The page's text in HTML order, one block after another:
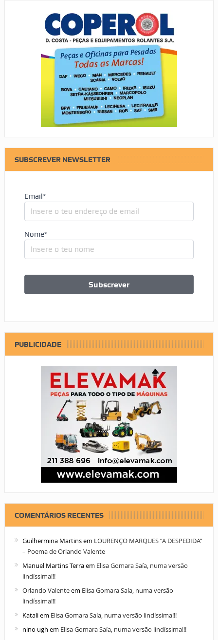
SUBSCREVER NEWSLETTER
Email*
Nome*
PUBLICIDADE
COMENTÁRIOS RECENTES
Guilhermina Martinsem LOURENÇO MARQUES “A DESPEDIDA”
– Poema de Orlando Valente
Manuel Martins Terraem Elisa Gomara Saía, numa versão
lindíssima!!!
Orlando Valenteem Elisa Gomara Saía, numa versão
lindíssima!!!
Kataliem Elisa Gomara Saía, numa versão lindíssima!!!
nino ugh em Elisa Gomara Saía, numa versão lindíssima!!!